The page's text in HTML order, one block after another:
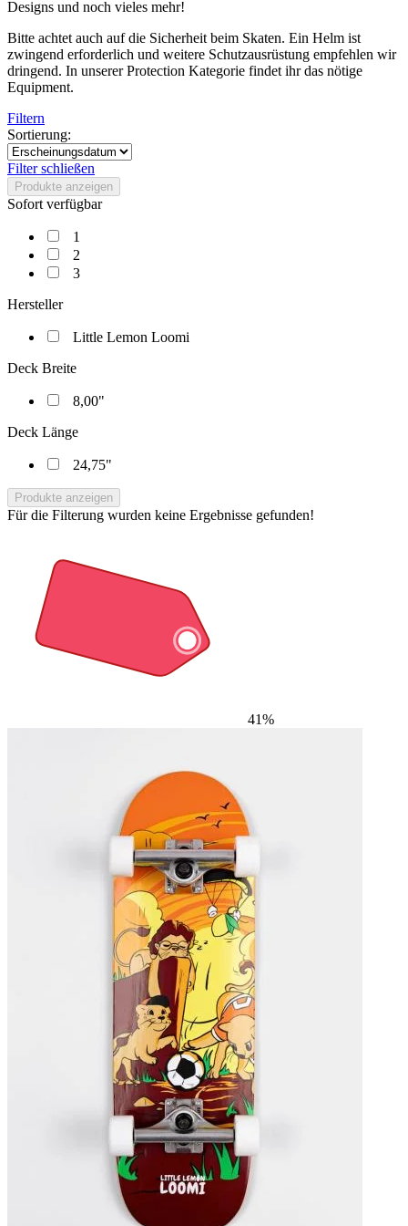
Designs und noch vieles mehr!
Bitte achtet auch auf die Sicherheit beim Skaten. Ein Helm ist
zwingend erforderlich und weitere Schutzausrüstung empfehlen wir
dringend. In unserer Protection Kategorie findet ihr das nötige
Equipment.
Filtern
Sortierung:
Filter schließen
Produkte anzeigen
Sofort verfügbar
1
2
3
Hersteller
Little Lemon Loomi
Deck Breite
8,00"
Deck Länge
24,75"
Produkte anzeigen
Für die Filterung wurden keine Ergebnisse gefunden!
41%